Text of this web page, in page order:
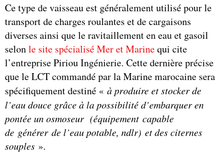
Ce type de vaisseau est généralement utilisé pour le
transport de charges roulantes et de cargaisons
diverses ainsi que le ravitaillement en eau et gasoil
selonle site spécialisé Mer et Marinequi cite
l’entreprise Piriou Ingénierie. Cette dernière précise
que le LCT commandé par la Marine marocaine sera
spécifiquement destiné « à produire et stocker de
l’eau douce grâce à la possibilité d’embarquer en
pontée un osmoseur (équipement capable
de générer de l’eau potable, ndlr) et des citernes
souples ».